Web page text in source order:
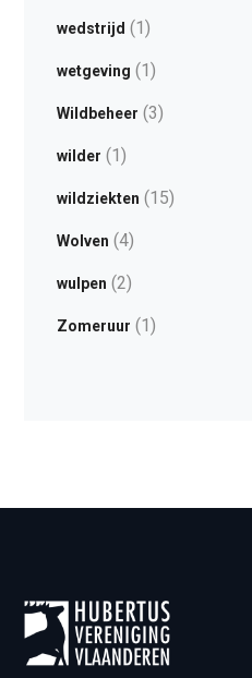
wedstrijd (1)
wetgeving (1)
Wildbeheer (3)
wilder (1)
wildziekten (15)
Wolven (4)
wulpen (2)
Zomeruur (1)